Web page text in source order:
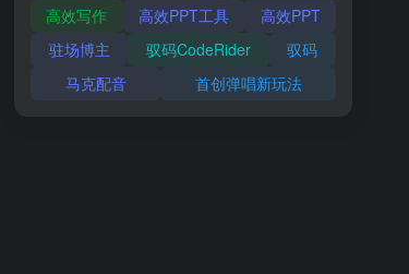
高效写作
高效PPT工具
高效PPT
驻场博主
驭码CodeRider
驭码
马克配音
首创弹唱新玩法